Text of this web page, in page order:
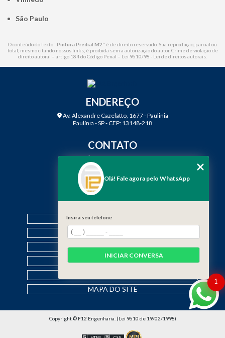
São Paulo
O conteúdo do texto "Pintura Predial M2" é de direito reservado. Sua reprodução, parcial ou
total, mesmo citando nossos links, é proibida sem a autorização do autor. Crime de violação de
direito autoral – artigo 184 do Código Penal – Lei 9610/98 - Lei de direitos autorais
ENDEREÇO
Av. Alexandre Cazelatto, 1677 - Paulinia
Paulínia - SP - CEP: 13148-218
CONTATO
(19) 3888-2923
(19) 99968-7979
contato@f12engenharia.com.br
MENU
HOME
QUEM SOMOS
SERVIÇOS
CONTATO
MAPA DO SITE
Copyright © F12 Engenharia. (Lei 9610 de 19/02/1998)
1
Olá! Fale agora pelo WhatsApp
Insira seu telefone
INICIAR CONVERSA